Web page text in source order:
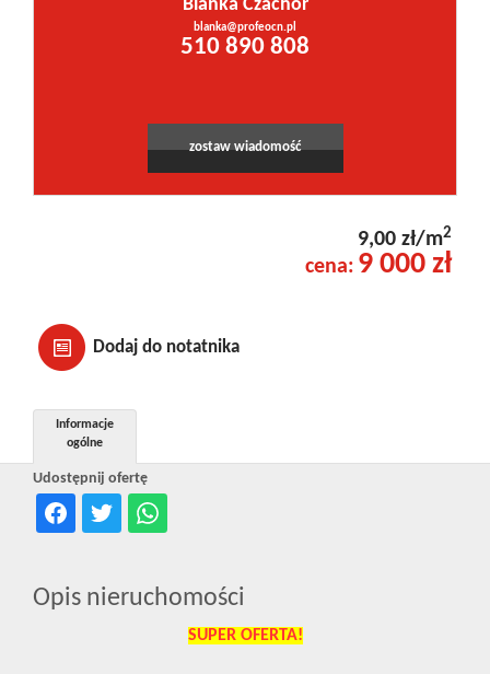
Blanka Czachor
blanka@profeocn.pl
510 890 808
zostaw wiadomość
9,00 zł/m2
cena: 9 000 zł
Dodaj do notatnika
Udostępnij ofertę
Informacje
ogólne
Opis nieruchomości
SUPER OFERTA!